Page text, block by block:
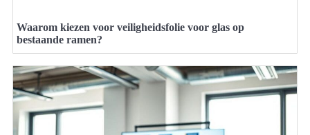
Waarom kiezen voor veiligheidsfolie voor glas op
bestaande ramen?